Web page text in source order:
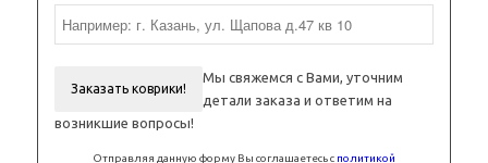
Заказать коврики!
Мы свяжемся с Вами, уточним
детали заказа и ответим на
возникшие вопросы!
Отправляя данную форму Вы соглашаетесь с политикой